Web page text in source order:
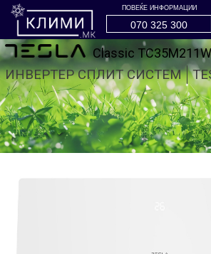
ПОВЕЌЕ ИНФОРМАЦИИ
070 325 300
Classic
ИНВЕРТЕР СПЛИТ СИСТЕМ